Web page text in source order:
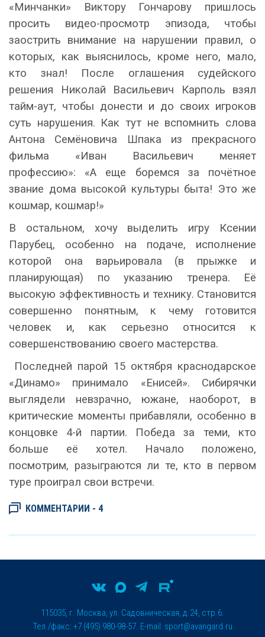
«Минчанки» Виктору Гончарову пришлось
просить видео-просмотр эпизода, чтобы
заострить внимание на нарушении правил, о
которых, как выяснилось, кроме него, мало,
кто знал! После оглашения судейского
решения Николай Васильевич Карполь взял
тайм-аут, чтобы донести и до своих игроков
суть нарушения. Как тут не вспомнить слова
Антона Семёновича Шпака из прекрасного
фильма «Иван Васильевич меняет
профессию»: «А еще боремся за почётное
звание дома высокой культуры быта! Это же
кошмар, кошмар!»
В остальном, хочу выделить игру Ксении
Парубец, особенно на подаче, исполнение
которой она варьировала (в прыжке и
планирующая) по указанию тренера. Её
высокую эффективность и технику. Становится
совершенно понятным, к чему готовится
человек и, как серьезно относится к
совершенствованию своего мастерства.
Последней парой 15 октября краснодарское
«Динамо» принимало «Енисей». Сибирячки
выглядели невзрачно, южане, наоборот, в
критические моменты прибавляли, особенно в
концовке 4-й партии. Победа за теми, кто
больше её хотел. Начало положено,
посмотрим, разыграются ли те, кто в первом
туре проиграл свои встречи.
КОММЕНТАРИИ - 4
115035, г. Москва, ул. Садовническая, д.24, стр.6.
Тел./факс: +7 (495) 980-98-57. E-mail: sport@avangard.ru